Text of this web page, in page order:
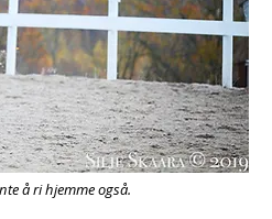
å ri hjemme også.